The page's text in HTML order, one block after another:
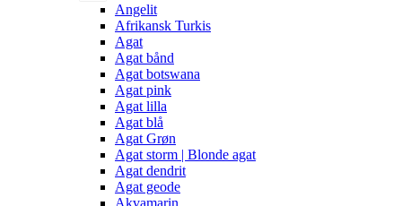
Angelit
Afrikansk Turkis
Agat
Agat bånd
Agat botswana
Agat pink
Agat lilla
Agat blå
Agat Grøn
Agat storm | Blonde agat
Agat dendrit
Agat geode